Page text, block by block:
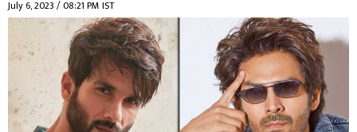
July 6, 2023 / 08:21 PM IST